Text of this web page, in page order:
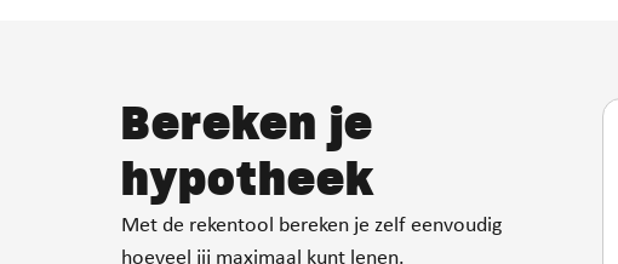
Bereken je
hypotheek
Met de rekentool bereken je zelf eenvoudig
hoeveel jij maximaal kunt lenen.